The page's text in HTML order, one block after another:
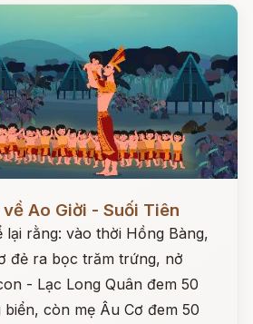
Ao Giời - Suối Tiên
lại rằng: vào thời Hồng Bàng,
đẻ ra bọc trăm trứng, nở
- Lạc Long Quân đem 50
còn mẹ Âu Cơ đem 50